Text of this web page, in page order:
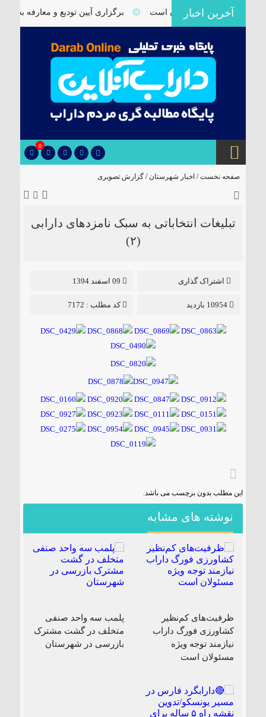
آخرین اخبار
توجه ویژه مسئولان است ۞ برگزاری آیین تودیع و معارفه
0
صفحه نخست / اخبار شهرستان/ گزارش تصویری
تبلیغات انتخاباتی به سبک نامزدهای دارابی
(۲)
اشتراک گذاری
کد مطلب : 7172
این مطلب بدون برچسب می باشد.
نوشته های مشابه
ظرفیت‌های کم‌نظیر
کشاورزی فورگ داراب
نیازمند توجه ویژه
مسئولان است
پلمب سه واحد صنفی
متخلف در گشت مشترک
بازرسی در شهرستان